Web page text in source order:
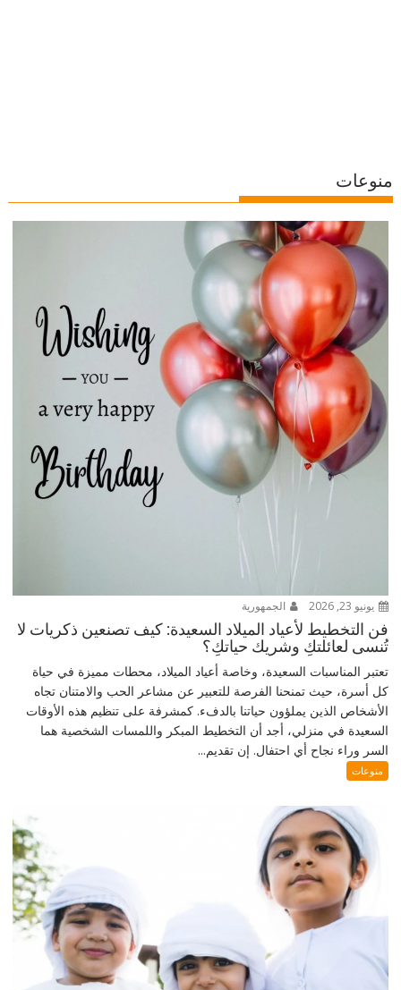
منوعات
يونيو 23, 2026 الجمهورية
فن التخطيط لأعياد الميلاد السعيدة: كيف تصنعين ذكريات لا
تُنسى لعائلتكِ وشريك حياتكِ؟
تعتبر المناسبات السعيدة، وخاصة أعياد الميلاد، محطات مميزة في حياة
كل أسرة، حيث تمنحنا الفرصة للتعبير عن مشاعر الحب والامتنان تجاه
الأشخاص الذين يملؤون حياتنا بالدفء. كمشرفة على تنظيم هذه الأوقات
السعيدة في منزلي، أجد أن التخطيط المبكر واللمسات الشخصية هما
السر وراء نجاح أي احتفال. إن تقديم...
منوعات